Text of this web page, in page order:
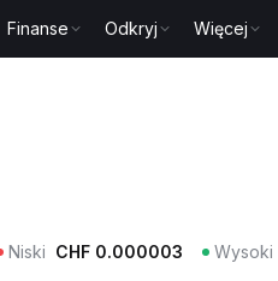
Finanse Odkryj Więcej
Niski CHF 0.000003 Wysoki